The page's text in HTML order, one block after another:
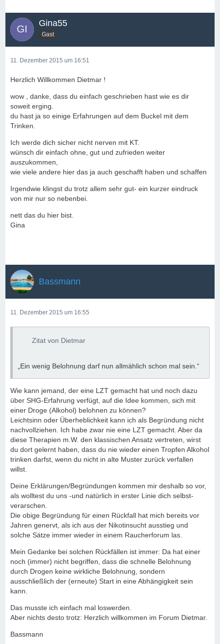
Gina55
Gast
11. Dezember 2015 um 16:51
Herzlich Willkommen Dietmar !
wow , danke, dass du einfach geschrieben hast wie es dir
soweit erging.
du hast ja so einige Erfahrungen auf dem Buckel mit dem
Trinken.
Ich werde dich sicher nicht nerven mit KT.
wünsch dir einfach ohne, gut und zufrieden weiter
auszukommen,
wie viele andere hier das ja auch geschafft haben und schaffen
Irgendwie klingst du trotz allem sehr gut- ein kurzer eindruck
von mir nur so nebenbei.
nett das du hier bist.
Gina
Bassmann
11. Dezember 2015 um 16:55
Zitat von Dietmar
„Ein wenig Belohnung darf nun allmählich schon mal sein.“
Wie kann jemand, der eine LZT gemacht hat und noch dazu
über SHG-Erfahrung verfügt, auf die Idee kommen, sich mit
einer Droge (Alkohol) belohnen zu können?
Leichtsinn oder Überheblichkeit kann ich als Begründung nicht
nachvollziehen. Ich habe zwar nie eine LZT gemacht. Aber da
diese Therapien m.W. den klassischen Ansatz vertreten, wirst
du dort gelernt haben, dass du nie wieder einen Tropfen Alkohol
trinken darfst, wenn du nicht in alte Muster zurück verfallen
willst.
Deine Erklärungen/Begründungen kommen mir deshalb so vor,
als wolltest du uns -und natürlich in erster Linie dich selbst-
verarschen.
Die obige Begründung für einen Rückfall hat mich bereits vor
Jahren genervt, als ich aus der Nikotinsucht ausstieg und
solche Sätze immer wieder in einem Raucherforum las.
Mein Gedanke bei solchen Rückfällen ist immer: Da hat einer
noch (immer) nicht begriffen, dass die schnelle Belohnung
durch Drogen keine wirkliche Belohnung, sondern
ausschließlich der (erneute) Start in eine Abhängigkeit sein
kann.
Das musste ich einfach mal loswerden.
Aber nichts desto trotz: Herzlich willkommen im Forum Dietmar.
Bassmann